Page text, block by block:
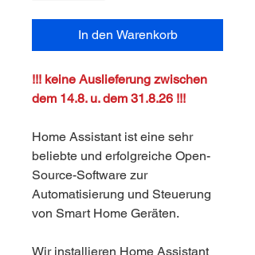
In den Warenkorb
!!! keine Auslieferung zwischen
dem 14.8. u. dem 31.8.26 !!!
Home Assistant ist eine sehr
beliebte und erfolgreiche Open-
Source-Software zur
Automatisierung und Steuerung
von Smart Home Geräten.
Wir installieren Home Assistant